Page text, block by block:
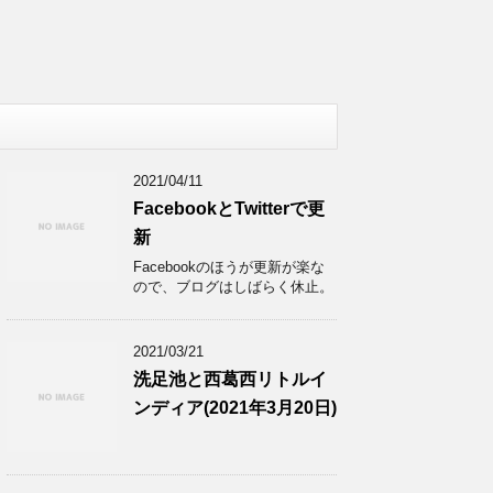
2021/04/11
FacebookとTwitterで更
新
Facebookのほうが更新が楽な
ので、ブログはしばらく休止。
2021/03/21
洗足池と西葛西リトルイ
ンディア(2021年3月20日)